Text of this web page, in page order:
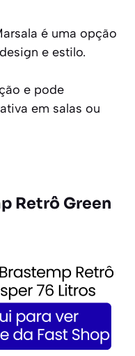
é uma opção
e estilo.
e pode
em salas ou
Retrô Green